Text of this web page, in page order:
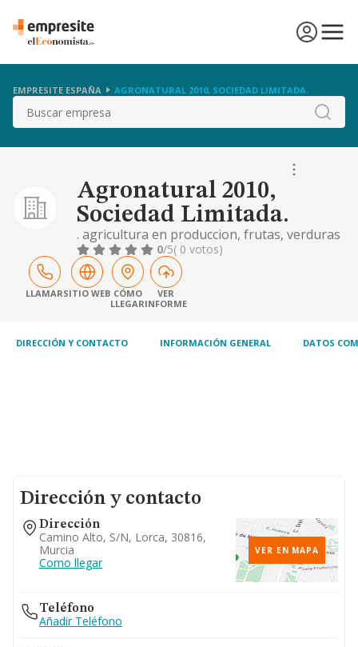
EMPRESITE ESPAÑA AGRONATURAL 2010, SOCIEDAD LIMITADA.
Buscar
Agronatural 2010,
Sociedad Limitada.
. agricultura en produccion, frutas, verduras
y hortalizas. . envasados y empaquetados de
los mismos. . exportacion e importacion de
frutas, verduras y hortalizas. . transporte
nacional e internacional de mercancias por
carratera. se excluyen las actividades para
0/5( 0 votos)
LLAMARSITIO WEB CÓMO
LLEGAR
VER
INFORME
DIRECCIÓN Y CONTACTO INFORMACIÓN GENERAL DATOS
Dirección y contacto
Dirección
Camino Alto, S/n, Lorca, 30816,
Murcia
Como llegar
VER EN MAPA
Teléfono
Añadir Teléfono